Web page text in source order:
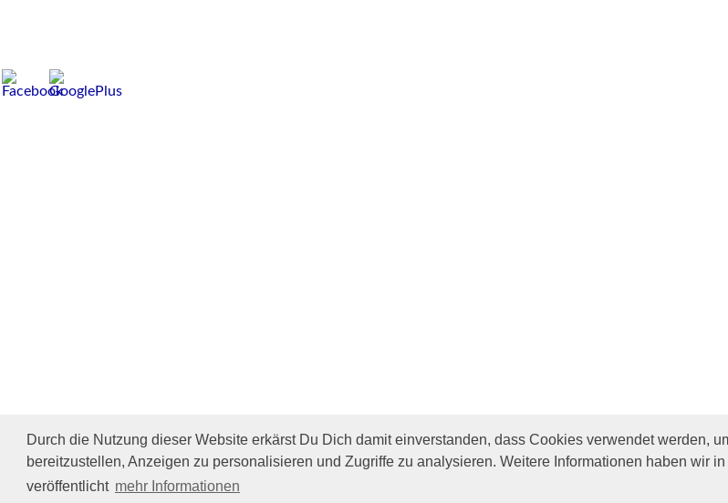
Durch die Nutzung dieser Website erkärst Du Dich damit einverstanden, dass Cookies verwendet werden,
bereitzustellen, Anzeigen zu personalisieren und Zugriffe zu analysieren. Weitere Informationen haben wir
veröffentlicht mehr Informationen
Impressum/DatenschutzTierhilfe Verbindet (c)